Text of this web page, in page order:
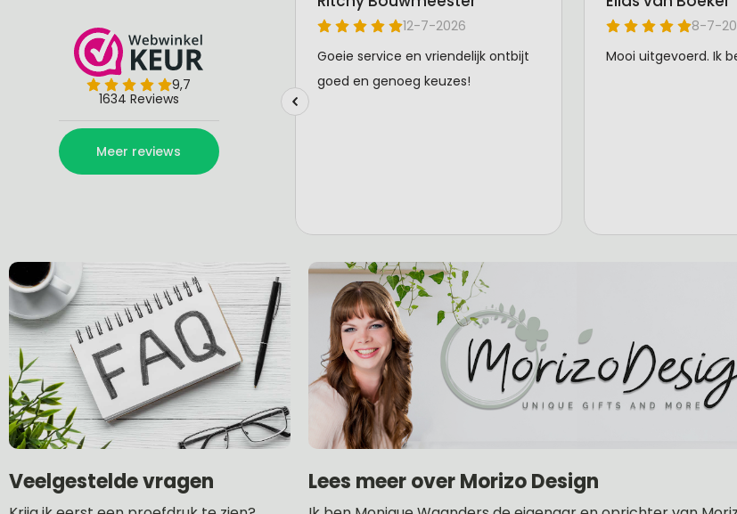
Veelgestelde vragen Lees meer over Morizo Design